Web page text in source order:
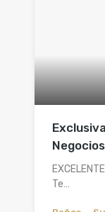
Te…